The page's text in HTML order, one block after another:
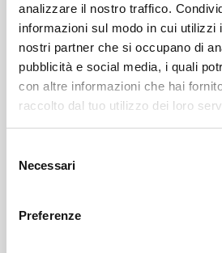
analizzare il nostro traffico.
informazioni sul modo in cui utilizzi
nostri partner che si occupano di
pubblicità e social media, i quali
con altre informazioni che hai
raccolto dal tuo utilizzo dei loro
delNecessari
Preferenze
Leggi qui il necrologio: